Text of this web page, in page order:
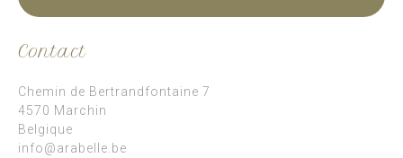
Contact
Chemin de Bertrandfontaine 7
4570 Marchin
Belgique
info@arabelle.be